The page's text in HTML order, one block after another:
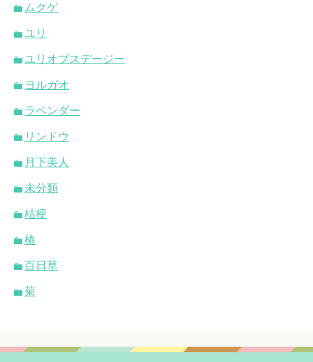
ムクゲ
ユリ
ユリオプスデージー
ヨルガオ
ラベンダー
リンドウ
月下美人
未分類
桔梗
椿
百日草
菊